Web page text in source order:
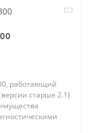
работающий
старше 2.1)